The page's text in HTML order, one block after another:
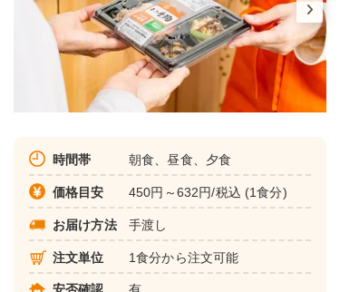
時間帯 朝食、昼食、夕食
価格目安 450円～632円/税込 (1食分)
お届け方法 手渡し
注文単位 1食分から注文可能